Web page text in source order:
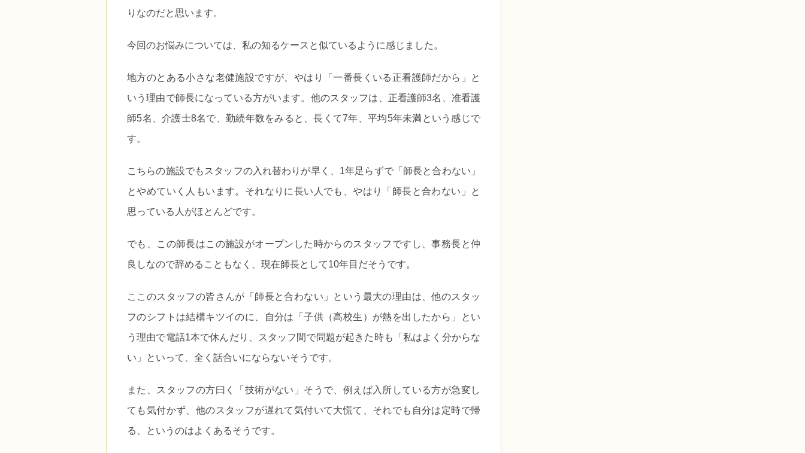
りなのだと思います。
今回のお悩みについては、私の知るケースと似ているように感じました。
地方のとある小さな老健施設ですが、やはり「一番長くいる正看護師だから」と
いう理由で師長になっている方がいます。他のスタッフは、正看護師3名、准看護
師5名、介護士8名で、勤続年数をみると、長くて7年、平均5年未満という感じで
す。
こちらの施設でもスタッフの入れ替わりが早く、1年足らずで「師長と合わない」
とやめていく人もいます。それなりに長い人でも、やはり「師長と合わない」と
思っている人がほとんどです。
でも、この師長はこの施設がオープンした時からのスタッフですし、事務長と仲
良しなので辞めることもなく、現在師長として10年目だそうです。
ここのスタッフの皆さんが「師長と合わない」という最大の理由は、他のスタッ
フのシフトは結構キツイのに、自分は「子供（高校生）が熱を出したから」とい
う理由で電話1本で休んだり、スタッフ間で問題が起きた時も「私はよく分からな
い」といって、全く話合いにならないそうです。
また、スタッフの方曰く「技術がない」そうで、例えば入所している方が急変し
ても気付かず、他のスタッフが遅れて気付いて大慌て、それでも自分は定時で帰
る、というのはよくあるそうです。